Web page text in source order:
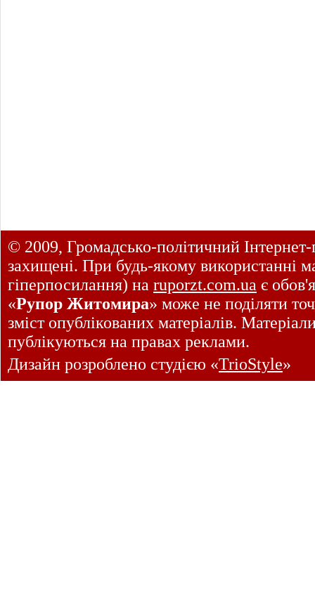
© 2009, Громадсько-політичний
захищені. При будь-якому використанні
гіперпосилання) на ruporzt.com.ua є
«Рупор Житомира» може не поділяти
зміст опублікованих матеріалів.
публікуються на правах реклами.
Дизайн розроблено студією «TrioStyle»